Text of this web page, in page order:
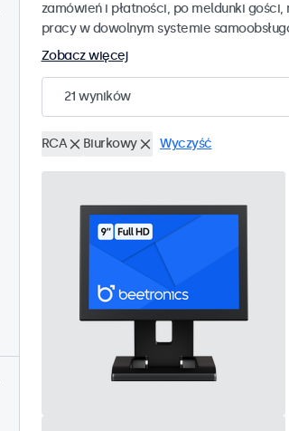
zamówień i płatności, po meldunki
pracy w dowolnym systemie
Zobacz więcej
21 wyników
RCA Biurkowy Wyczyść